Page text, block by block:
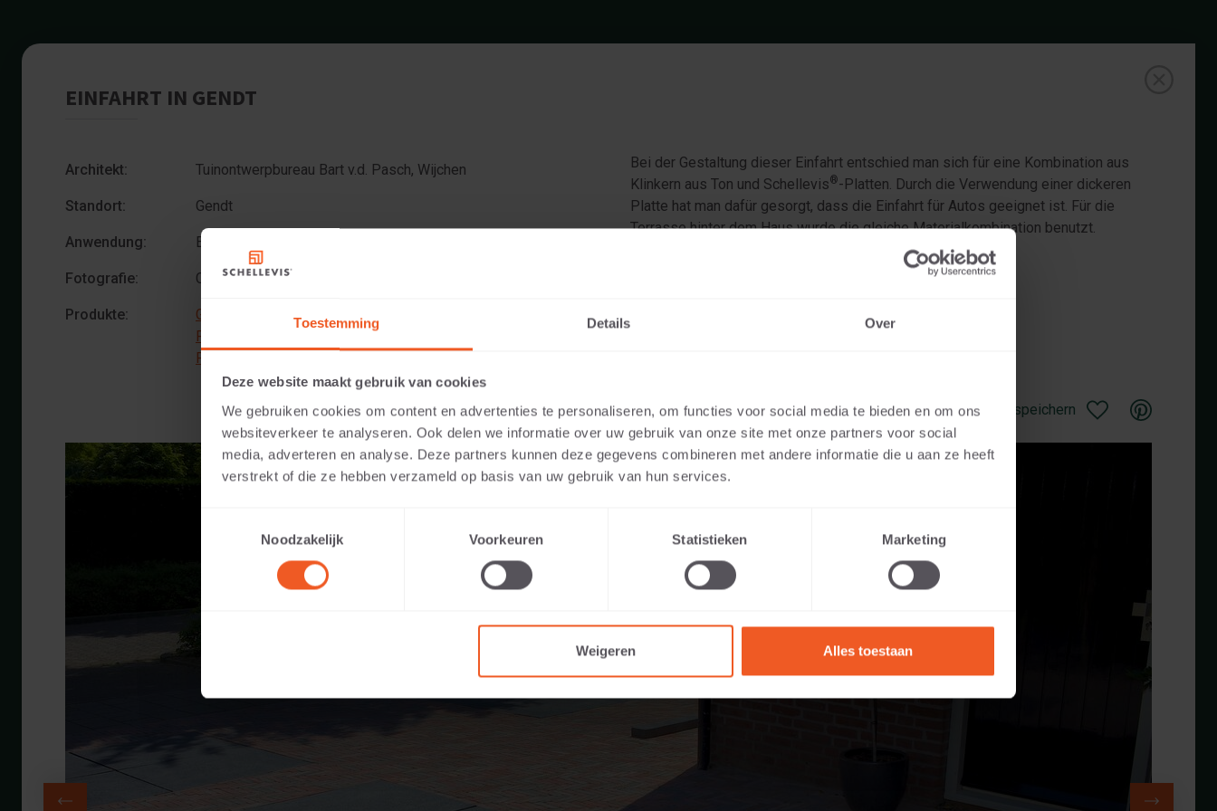
Toestemming Details Over
Deze website maakt gebruik van cookies
We gebruiken cookies om content en advertenties te personaliseren, om functies voor social media te bieden en om ons
websiteverkeer te analyseren. Ook delen we informatie over uw gebruik van onze site met onze partners voor social
media, adverteren en analyse. Deze partners kunnen deze gegevens combineren met andere informatie die u aan ze heeft
verstrekt of die ze hebben verzameld op basis van uw gebruik van hun services.
Noodzakelijk
Voorkeuren Statistieken Marketing
Weigeren Alles toestaan
EINFAHRT IN GENDT
Architekt: Tuinontwerpbureau Bart v.d. Pasch, Wijchen
Standort: Gendt
Anwendung: Einfahrt
Fotografie: Cees Rijnen
Produkte:
Grossformatplatte 100x100x8 Anthrazit
Platte 50x50x5 Anthrazit
Platte 50x50x5 Grau
Bei der Gestaltung dieser Einfahrt entschied man sich für eine Kombination aus
Klinkern aus Ton und Schellevis®-Platten. Durch die Verwendung einer dickeren
Platte hat man dafür gesorgt, dass die Einfahrt für Autos geeignet ist. Für die
Terrasse hinter dem Haus wurde die gleiche Materialkombination benutzt.
Als Favorit speichern